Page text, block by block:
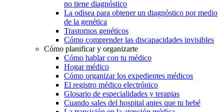
no tiene diagnóstico
La odisea para obtener un diagnóstico por medio
de la genética
Trastornos genéticos
Cómo comprender las discapacidades invisibles
Cómo planificar y organizarte
Cómo hablar con tu médico
Hogar médico
Cómo organizar los expedientes médicos
El registro médico electrónico
Glosario de especialidades y terapias
Cuando sales del hospital antes que tu bebé